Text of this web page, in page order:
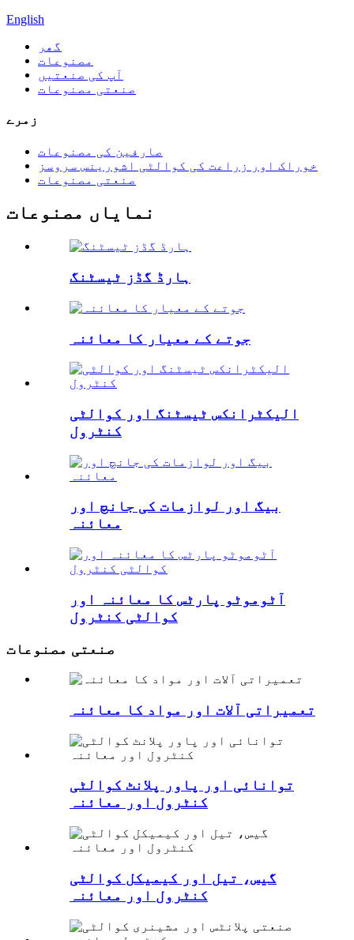
English
گھر
مصنوعات
آپ کی صنعتیں
صنعتی مصنوعات
زمرے
صارفین کی مصنوعات
خوراک اور زراعت کی کوالٹی اشورینس سروسز
صنعتی مصنوعات
نمایاں مصنوعات
ہارڈ گڈز ٹیسٹنگ
جوتے کے معیار کا معائنہ
الیکٹرانکس ٹیسٹنگ اور کوالٹی
کنٹرول
بیگ اور لوازمات کی جانچ اور
معائنہ
آٹوموٹو پارٹس کا معائنہ اور
کوالٹی کنٹرول
صنعتی مصنوعات
تعمیراتی آلات اور مواد کا معائنہ
توانائی اور پاور پلانٹ کوالٹی
کنٹرول اور معائنہ
گیس، تیل اور کیمیکل کوالٹی
کنٹرول اور معائنہ